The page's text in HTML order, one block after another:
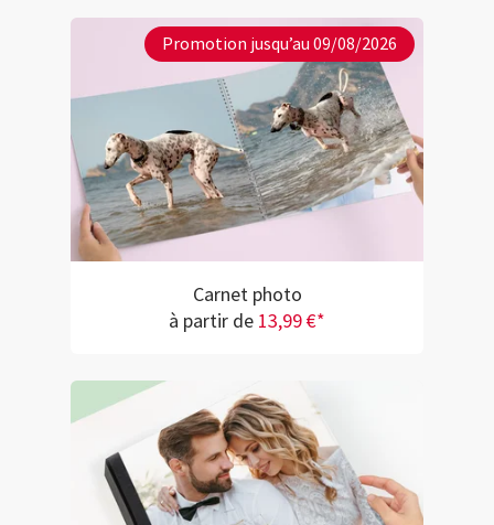
Promotion jusqu’au 09/08/2026
Carnet photo
à partir de 13,99 €*